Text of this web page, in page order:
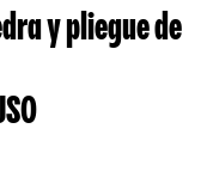
y pliegue de